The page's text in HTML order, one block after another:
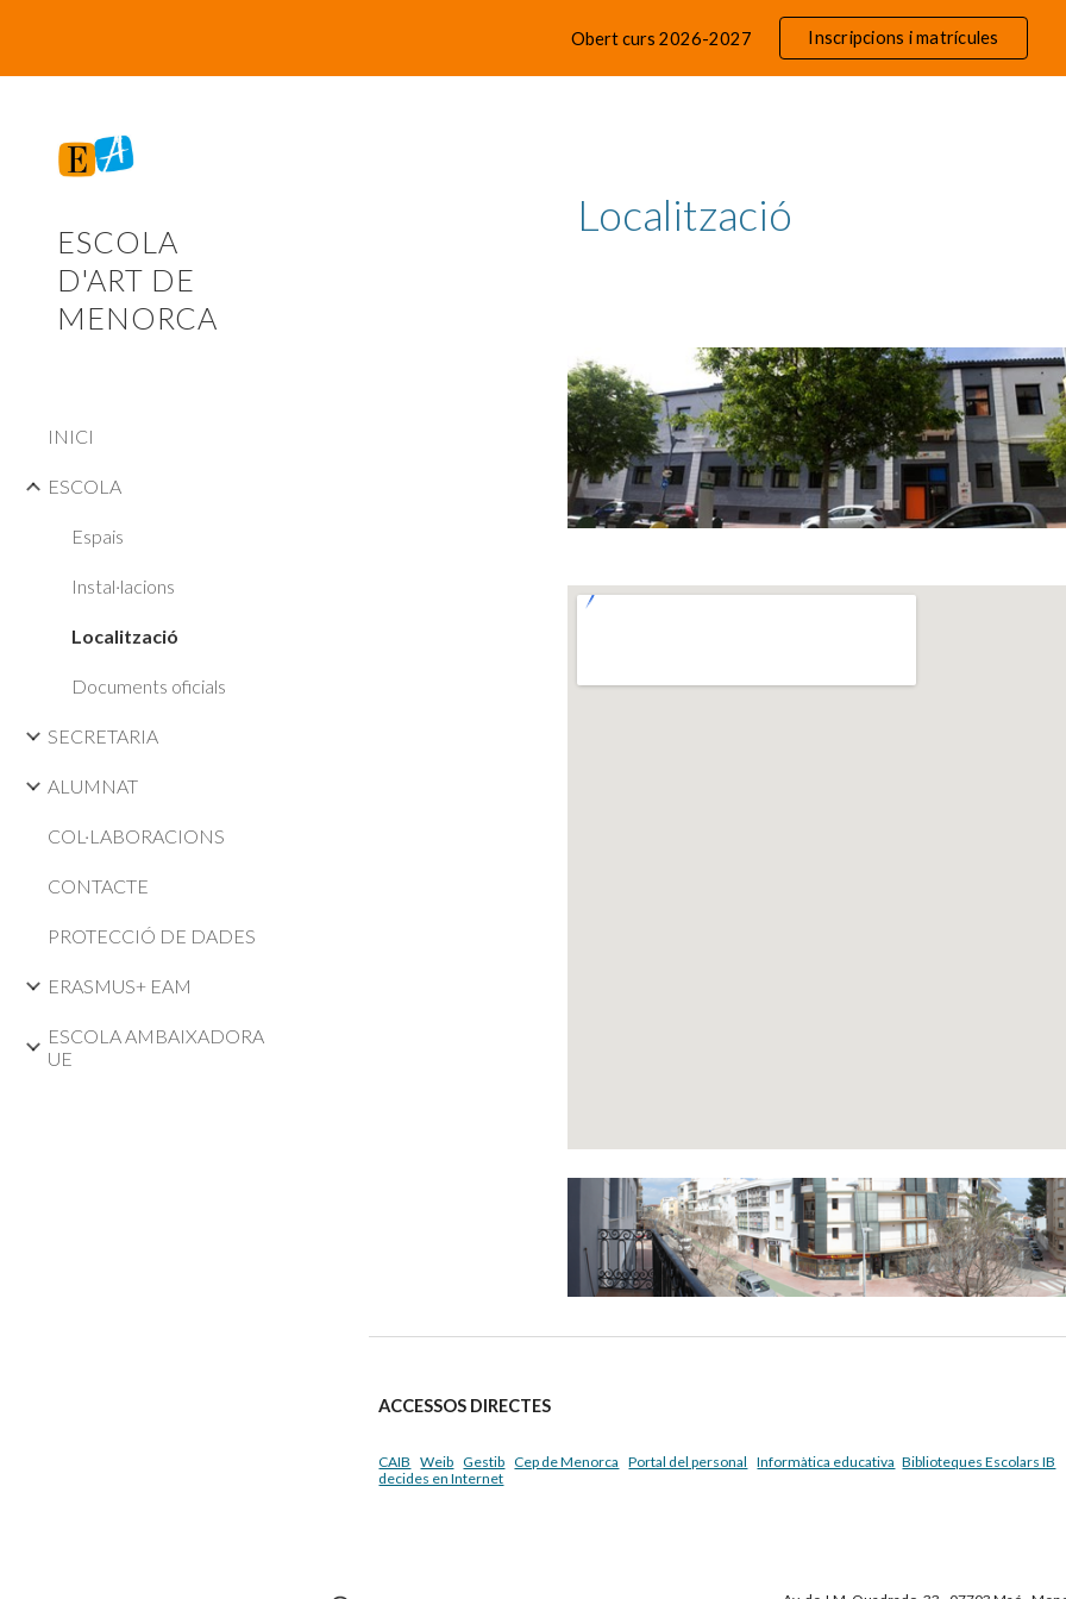
Skip to main content Skip to
Obert curs 2026-2027 Inscripcions i matrícules
ESCOLA
D'ART DE
MENORCA
INICI
ESCOLA
Espais
Instal·lacions
Localització
Documents oficials
SECRETARIA
ALUMNAT
COL·LABORACIONS
CONTACTE
PROTECCIÓ DE DADES
ERASMUS+ EAM
ESCOLA AMBAIXADORA
UE
Localització
ACCESSOS DIRECTES
CAIB Weib Gestib Cep de Menorca Portal del personal Informàtica educativa Biblioteques Escolars IB
decides en Internet